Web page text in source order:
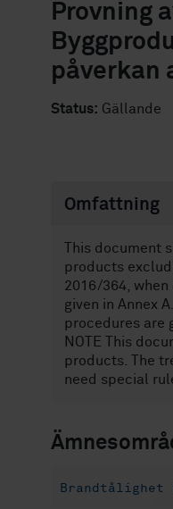
Provning
påverkan
Status: Gällande
Omfattning
This
products
2016/364,
given in Annex
procedures are
NOTE This
products. The
need special
Brandtålighet